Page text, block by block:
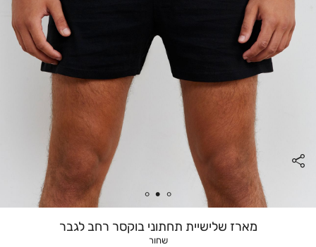
מארז שלישיית תחתוני בוקסר רחב לגבר
שחור